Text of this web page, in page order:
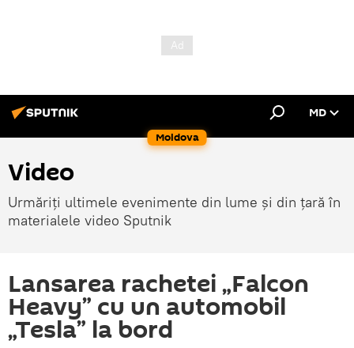
Moldova
MD
Video
Urmăriți ultimele evenimente din lume și din țară în
materialele video Sputnik
Lansarea rachetei „Falcon
Heavy” cu un automobil
„Tesla” la bord